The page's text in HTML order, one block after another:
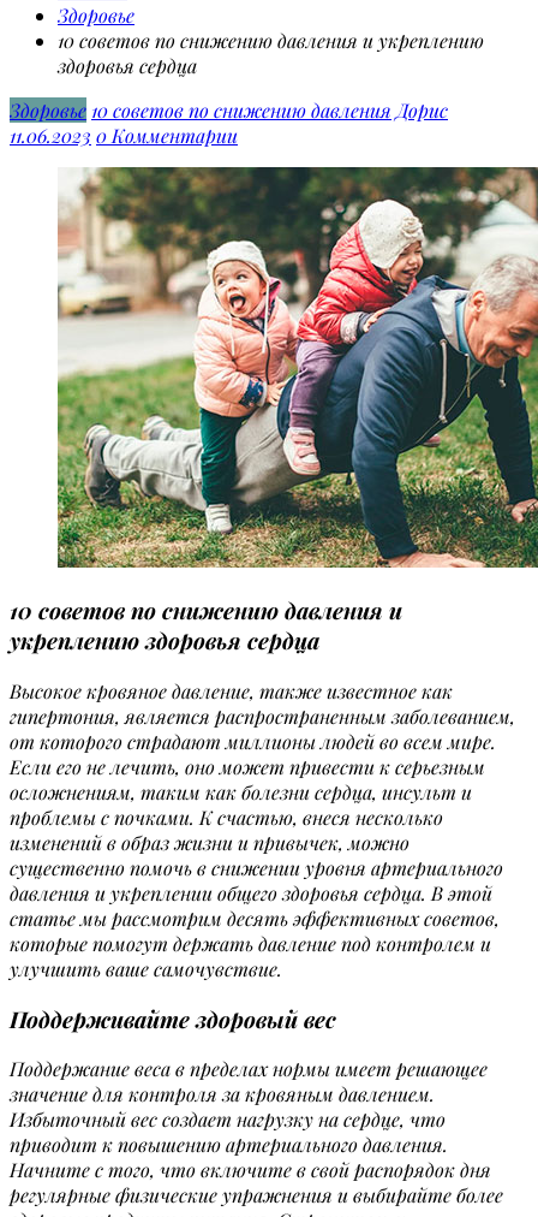
Здоровье
10 советов по снижению давления и укреплению
здоровья сердца
Здоровье 10 советов по снижению давления Дорис
11.06.2023 0 Комментарии
10 советов по снижению давления и
укреплению здоровья сердца
Высокое кровяное давление, также известное как
гипертония, является распространенным заболеванием,
от которого страдают миллионы людей во всем мире.
Если его не лечить, оно может привести к серьезным
осложнениям, таким как болезни сердца, инсульт и
проблемы с почками. К счастью, внеся несколько
изменений в образ жизни и привычек, можно
существенно помочь в снижении уровня артериального
давления и укреплении общего здоровья сердца. В этой
статье мы рассмотрим десять эффективных советов,
которые помогут держать давление под контролем и
улучшить ваше самочувствие.
Поддерживайте здоровый вес
Поддержание веса в пределах нормы имеет решающее
значение для контроля за кровяным давлением.
Избыточный вес создает нагрузку на сердце, что
приводит к повышению артериального давления.
Начните с того, что включите в свой распорядок дня
регулярные физические упражнения и выбирайте более